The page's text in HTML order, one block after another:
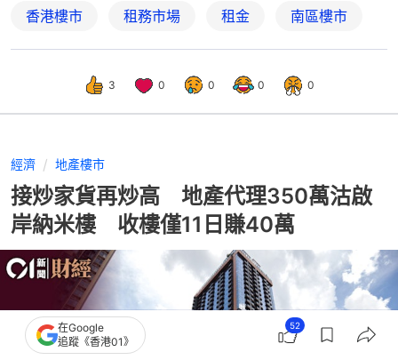
香港樓市 租務市場 租金 南區樓市
3 0 0 0 0
經濟 地產樓市
接炒家貨再炒高 地產代理350萬沽啟
岸納米樓 收樓僅11日賺40萬
在Google
追蹤《香港01》
52